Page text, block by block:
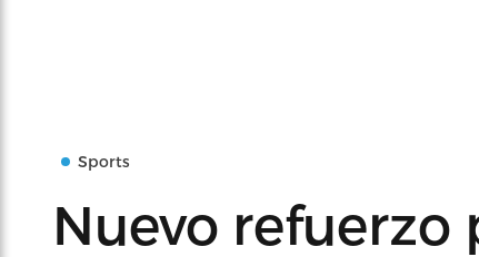
Sports
Nuevo refuerzo